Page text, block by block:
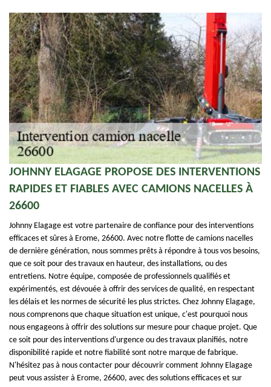
JOHNNY ELAGAGE PROPOSE DES INTERVENTIONS
RAPIDES ET FIABLES AVEC CAMIONS NACELLES À
26600
Johnny Elagage est votre partenaire de confiance pour des interventions
efficaces et sûres à Erome, 26600. Avec notre flotte de camions nacelles
de dernière génération, nous sommes prêts à répondre à tous vos besoins,
que ce soit pour des travaux en hauteur, des installations, ou des
entretiens. Notre équipe, composée de professionnels qualifiés et
expérimentés, est dévouée à offrir des services de qualité, en respectant
les délais et les normes de sécurité les plus strictes. Chez Johnny Elagage,
nous comprenons que chaque situation est unique, c'est pourquoi nous
nous engageons à offrir des solutions sur mesure pour chaque projet. Que
ce soit pour des interventions d'urgence ou des travaux planifiés, notre
disponibilité rapide et notre fiabilité sont notre marque de fabrique.
N'hésitez pas à nous contacter pour découvrir comment Johnny Elagage
peut vous assister à Erome, 26600, avec des solutions efficaces et sur